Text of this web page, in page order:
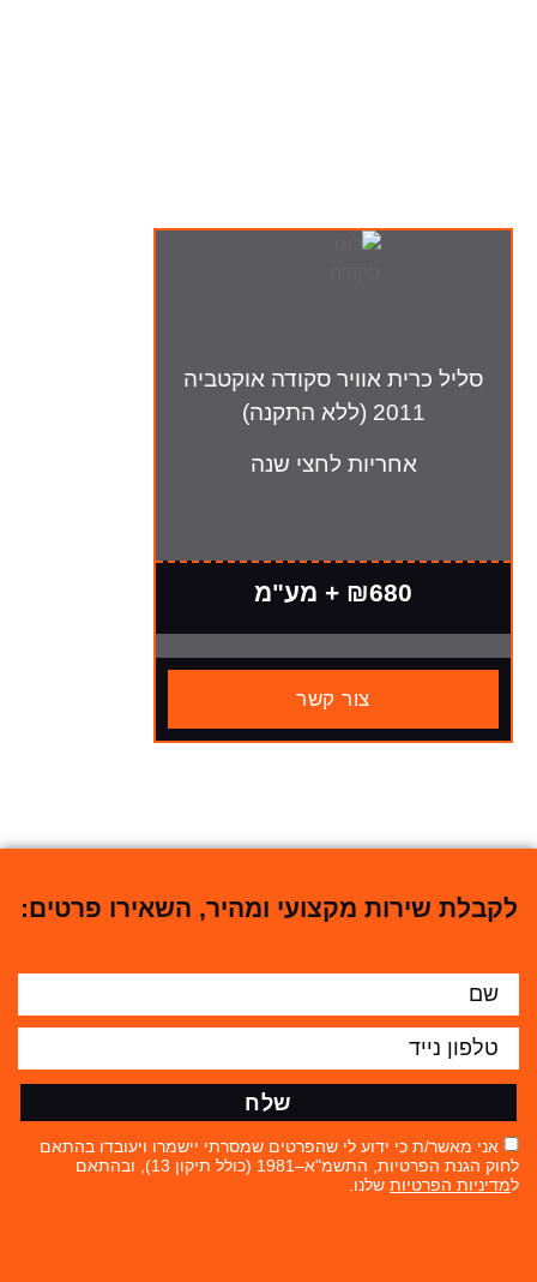
סליל כרית אוויר סקודה אוקטביה
2011 (ללא התקנה)
אחריות לחצי שנה
₪680 + מע"מ
צור קשר
לקבלת שירות מקצועי ומהיר, השאירו פרטים:
אני מאשר/ת כי ידוע לי שהפרטים שמסרתי יישמרו ויעובדו בהתאם
לחוק הגנת הפרטיות, התשמ"א–1981 (כולל תיקון 13), ובהתאם
למדיניות הפרטיות שלנו.
שלח